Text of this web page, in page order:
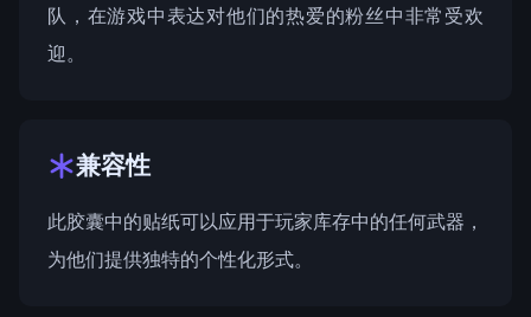
队，在游戏中表达对他们的热爱的粉丝中非常受欢
迎。
兼容性
此胶囊中的贴纸可以应用于玩家库存中的任何武器，
为他们提供独特的个性化形式。